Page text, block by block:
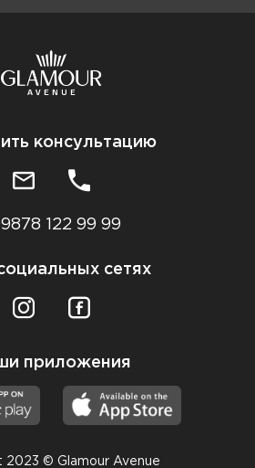
консультацию
122 99 99
сетях
приложения
2023 © Glamour Avenue